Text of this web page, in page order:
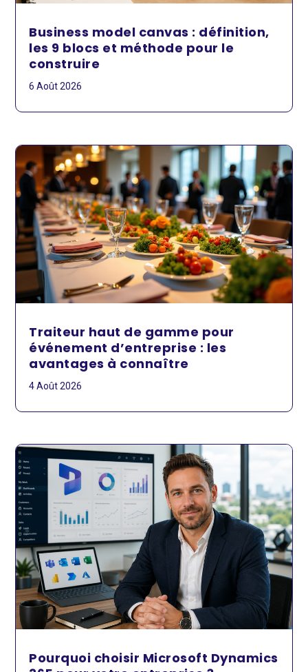
Business model canvas : définition,
les 9 blocs et méthode pour le
construire
6 Août 2026
Traiteur haut de gamme pour
événement d’entreprise : les
avantages à connaître
4 Août 2026
Pourquoi choisir Microsoft Dynamics